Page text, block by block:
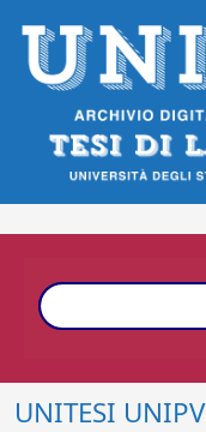
UNITESI UNIPV